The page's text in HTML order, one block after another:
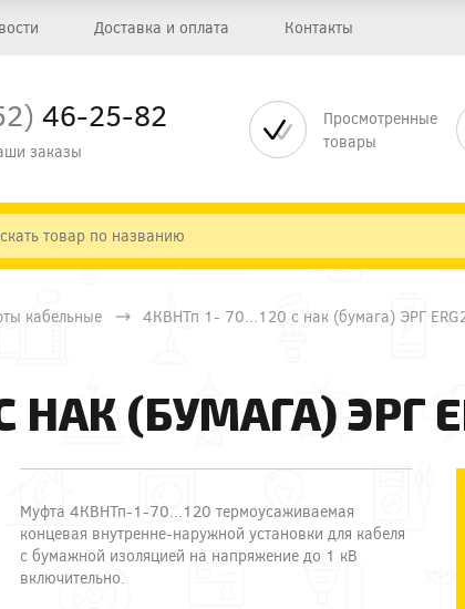
Доставка и оплата Контакты
46-25-82
заказы
Просмотренные
товары
кабельные 4КВНТп 1- 70...120 с нак (бумага) ЭРГ
НАК (БУМАГА) ЭРГ
Муфта 4КВНТп-1-70...120 термоусаживаемая
концевая внутренне-наружной установки для кабеля
с бумажной изоляцией на напряжение до 1 кВ
включительно.